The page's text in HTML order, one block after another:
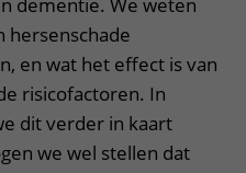
hersenschade
en wat het effect is van
risicofactoren. In
dit verder in kaart
we wel stellen dat